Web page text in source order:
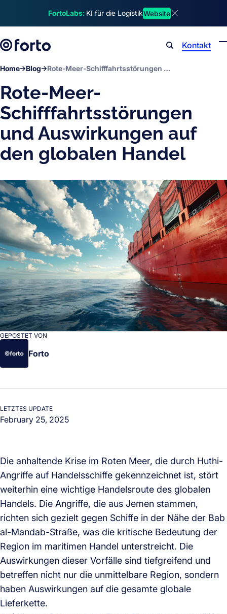
FortoLabs: KI für die LogistikWebsite
Kontakt
Home Blog Rote-Meer-Schifffahrtsstörungen und Auswirkungen auf den globalen Handel
Rote-Meer-
Schifffahrtsstörungen
und Auswirkungen auf
den globalen Handel
GEPOSTET VON
Forto
LETZTES UPDATE
February 25, 2025
Die anhaltende Krise im Roten Meer, die durch Huthi-
Angriffe auf Handelsschiffe gekennzeichnet ist, stört
weiterhin eine wichtige Handelsroute des globalen
Handels. Die Angriffe, die aus Jemen stammen,
richten sich gezielt gegen Schiffe in der Nähe der Bab
al-Mandab-Straße, was die kritische Bedeutung der
Region im maritimen Handel unterstreicht. Die
Auswirkungen dieser Vorfälle sind tiefgreifend und
betreffen nicht nur die unmittelbare Region, sondern
haben Auswirkungen auf die gesamte globale
Lieferkette.